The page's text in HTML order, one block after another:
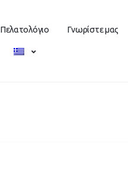
Πελατολόγιο Γνωρίστε μας